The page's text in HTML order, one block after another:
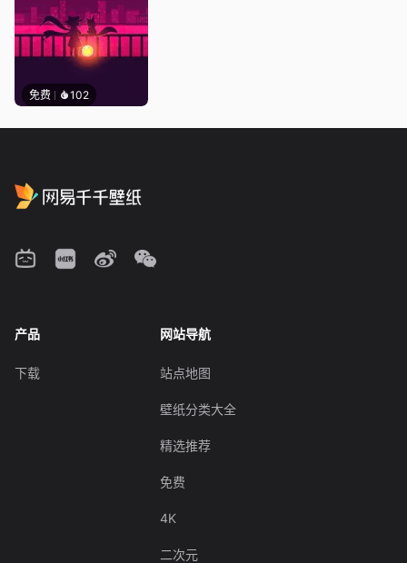
免费 102
产品
下载
网站导航
站点地图
壁纸分类大全
精选推荐
免费
4K
二次元